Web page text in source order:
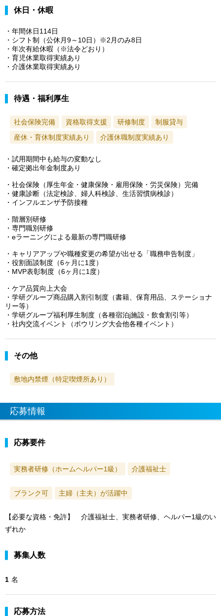
休日・休暇
・年間休日114日
・シフト制（公休月9～10日）※2月のみ8日
・年次有給休暇（※法令どおり）
・育児休業取得実績あり
・介護休業取得実績あり
待遇・福利厚生
社会保険完備 資格取得支援 研修制度
制服貸与
産休・育休制度実績あり
介護休職制度実績あり
・試用期間中も給与の変動なし
・確定拠出年金制度あり
・社会保険（厚生年金・健康保険・雇用保険・労災保険）完備
・健康診断（法定検診、婦人科検診、生活習慣病検診）
・インフルエンザ予防接種
・階層別研修
・専門職別研修
・eラーニングによる最新の専門職研修
・キャリアアップや職種変更の希望が出せる「職務申告制度」
・役割面談制度（6ヶ月に1度）
・MVP表彰制度（6ヶ月に1度）
・ケア品質向上大会
・学研グループ商品購入割引制度（書籍、保育用品、ステーショナ
リー等）
・学研グループ福利厚生制度（各種宿泊j施設・飲食割引等）
・社内交流イベント（ボウリング大会他各種イベント）
その他
敷地内禁煙（特定喫煙所あり）
応募情報
応募要件
実務者研修（ホームヘルパー1級） 介護福祉士
ブランク可 主婦（主夫）が活躍中
【必要な資格・免許】 介護福祉士、実務者研修、ヘルパー1級のい
ずれか
募集人数
1 名
応募方法